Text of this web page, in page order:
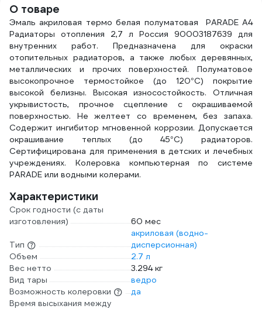
О товаре
Эмаль акриловая термо белая полуматовая PARADE А4
Радиаторы отопления 2,7 л Россия 90003187639 для
внутренних работ. Предназначена для окраски
отопительных радиаторов, а также любых деревянных,
металлических и прочих поверхностей. Полуматовое
высокопрочное термостойкое (до 120°С) покрытие
высокой белизны. Высокая износостойкость. Отличная
укрывистость, прочное сцепление с окрашиваемой
поверхностью. Не желтеет со временем, без запаха.
Содержит ингибитор мгновенной коррозии. Допускается
окрашивание теплых (до 45°С) радиаторов.
Сертифицирована для применения в детских и лечебных
учреждениях. Колеровка компьютерная по системе
PARADE или водными колерами.
Характеристики
Срок годности (с даты
изготовления)
60 мес
Тип
акриловая (водно-
дисперсионная)
Объем
2.7 л
Вес нетто
3.294 кг
Вид тары
ведро
Возможность колеровки
да
Время высыхания между